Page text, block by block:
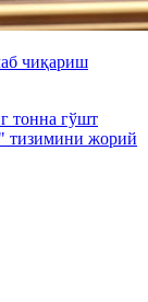
чиқариш
тонна гўшт
тизимини жорий